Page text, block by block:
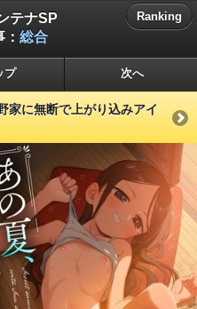
テナSP
総合
Ranking
プ 次へ
家に無断で上がり込みアイ